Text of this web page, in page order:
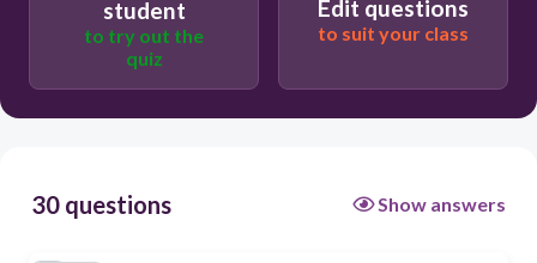
student
to try out the
quiz
Edit questions
to suit your class
30 questions Show answers